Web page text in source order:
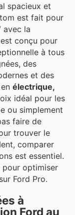
spacieux et
est fait pour
avec la
conçu pour
à tous
des
et des
électrique,
idéal pour les
ou simplement
faire de
trouver le
comparer
est essentiel.
pour optimiser
Ford Pro.
à
Ford au